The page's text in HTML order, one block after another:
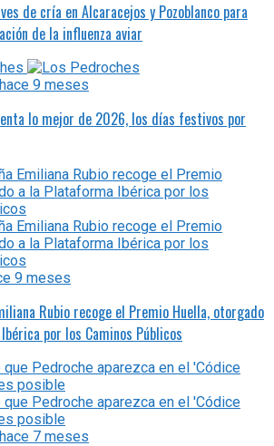
de cría en Alcaracejos y Pozoblanco para
de la influenza aviar
hace 9 meses
lo mejor de 2026, los días festivos por
9 meses
Rubio recoge el Premio Huella, otorgado
por los Caminos Públicos
hace 7 meses